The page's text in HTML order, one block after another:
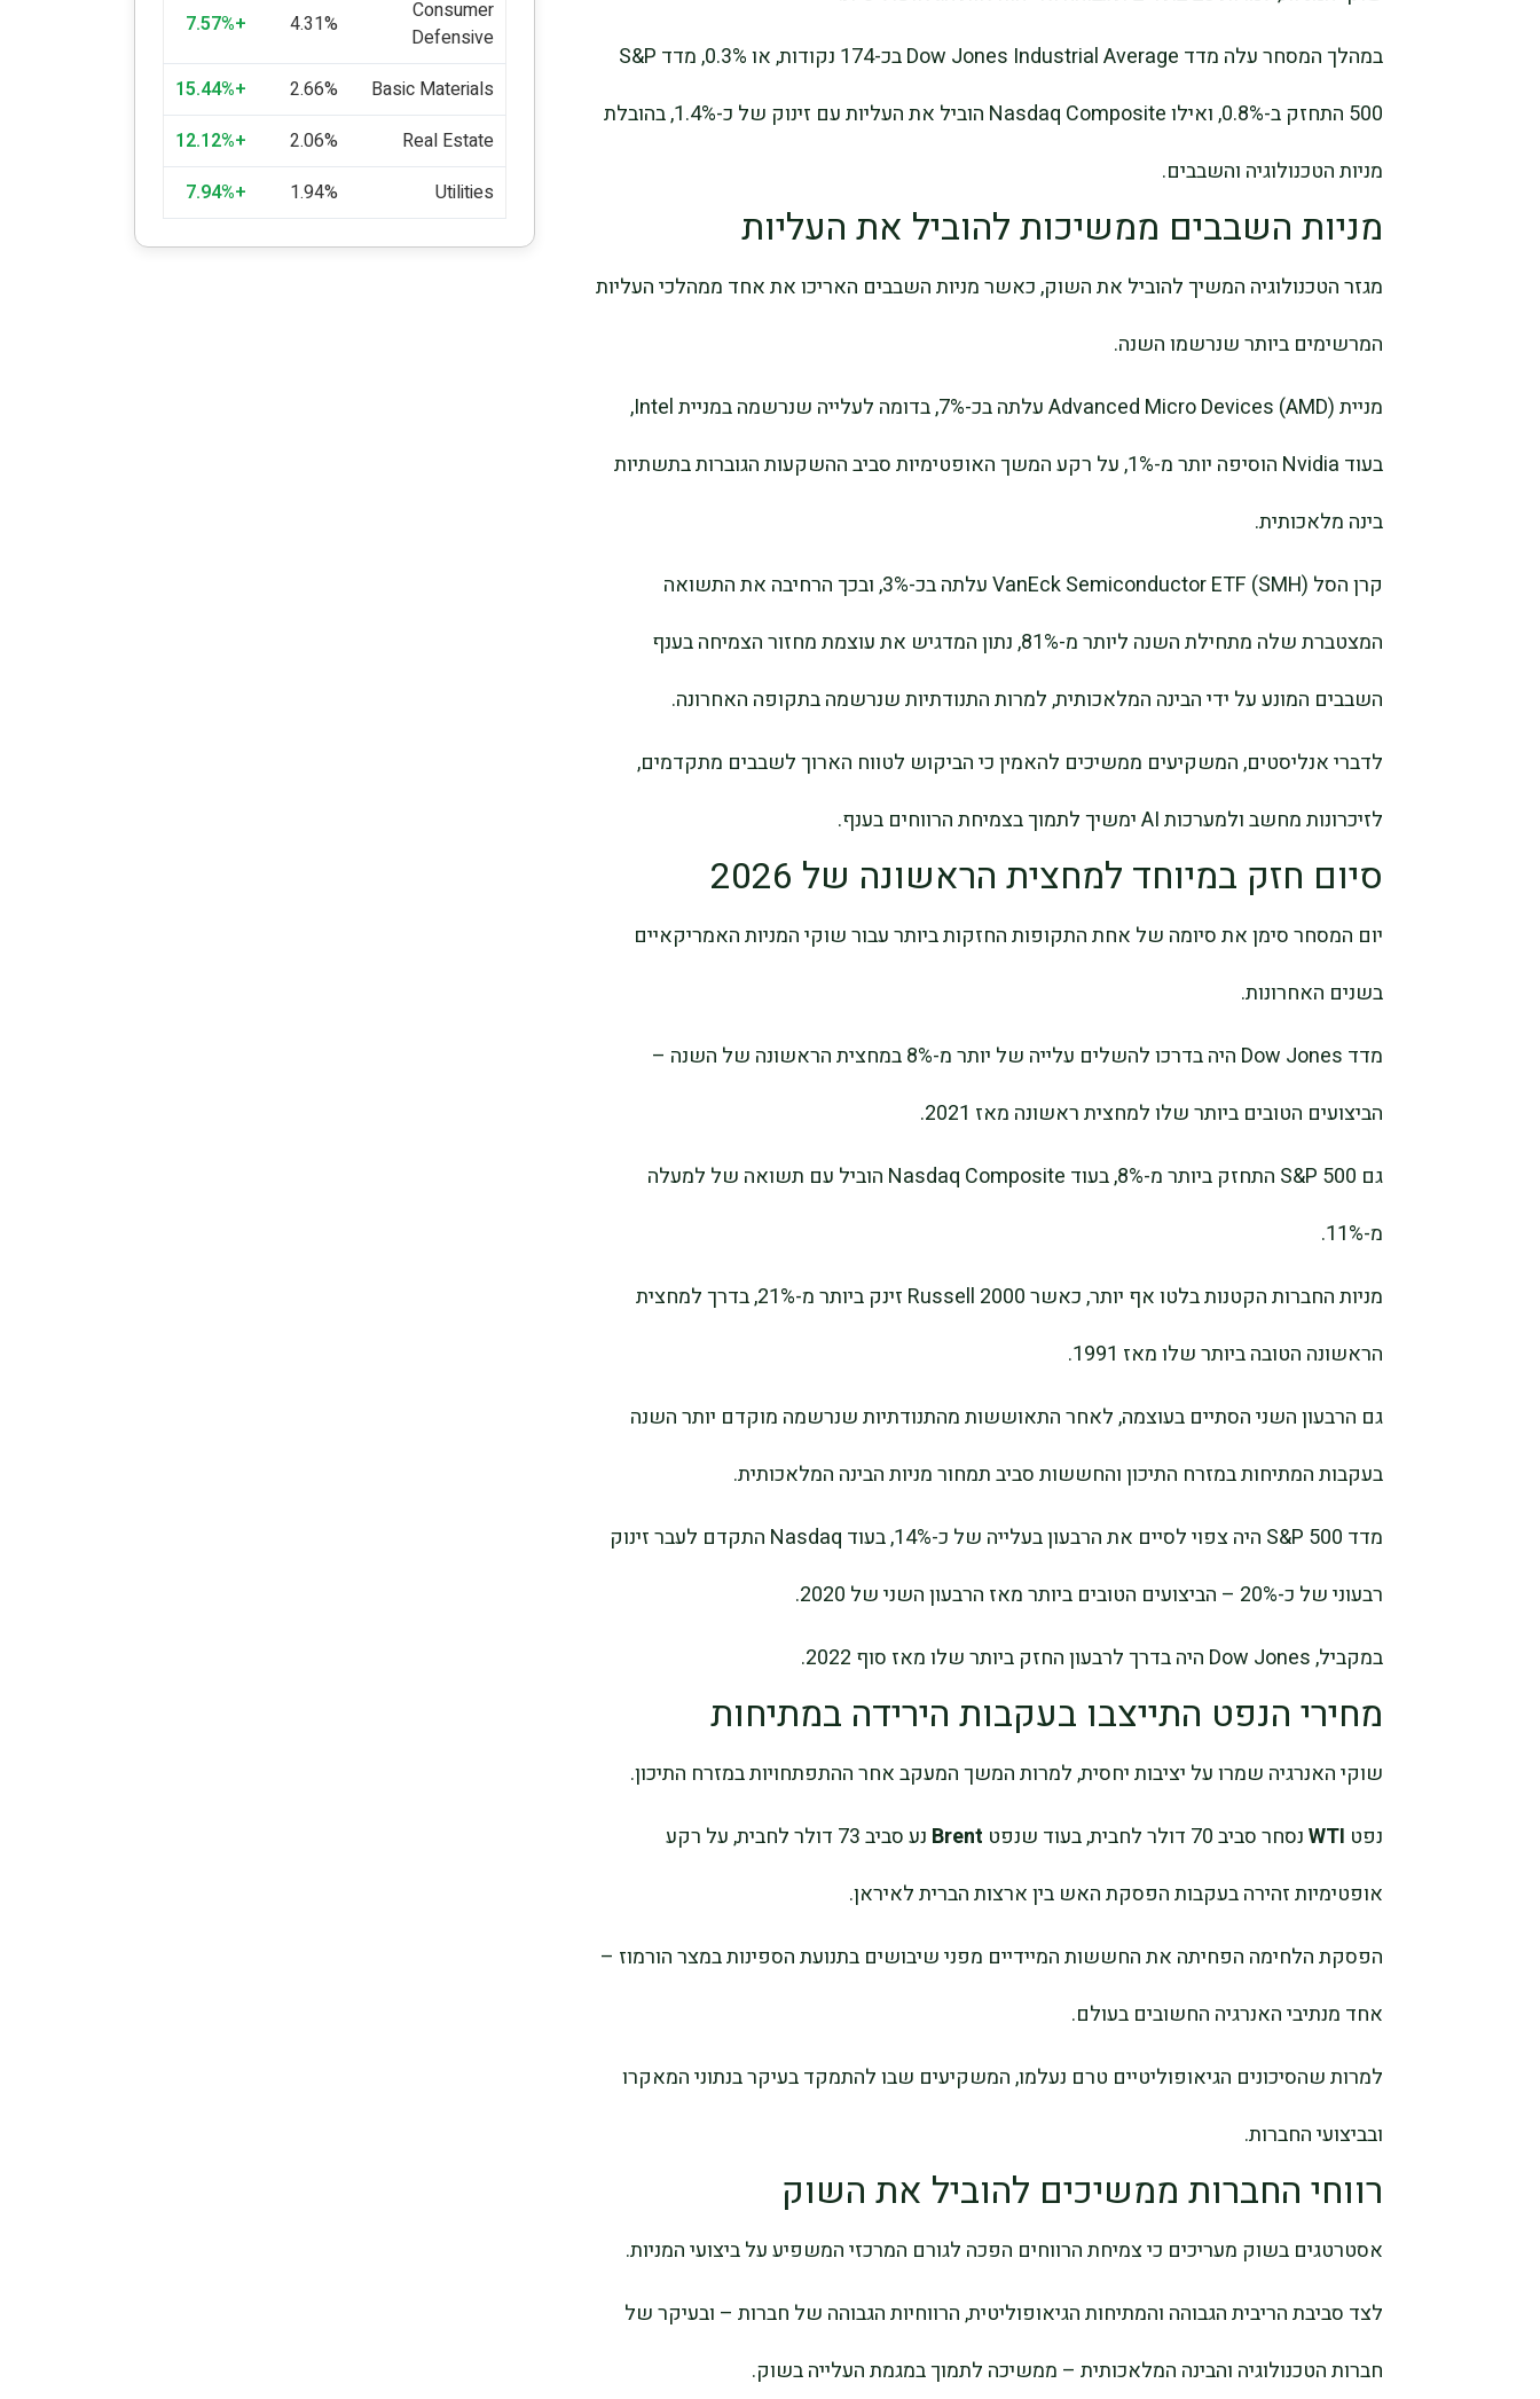
במהלך המסחר עלה מדד Dow Jones Industrial Average בכ-174 נקודות, או 0.3%, מדד S&P
500 התחזק ב-0.8%, ואילו Nasdaq Composite הוביל את העליות עם זינוק של כ-1.4%, בהובלת
מניות הטכנולוגיה והשבבים.
מניות השבבים ממשיכות להוביל את העליות
מגזר הטכנולוגיה המשיך להוביל את השוק, כאשר מניות השבבים האריכו את אחד ממהלכי העליות
המרשימים ביותר שנרשמו השנה.
מניית Advanced Micro Devices (AMD) עלתה בכ-7%, בדומה לעלייה שנרשמה במניית Intel,
בעוד Nvidia הוסיפה יותר מ-1%, על רקע המשך האופטימיות סביב ההשקעות הגוברות בתשתיות
בינה מלאכותית.
קרן הסל VanEck Semiconductor ETF (SMH) עלתה בכ-3%, ובכך הרחיבה את התשואה
המצטברת שלה מתחילת השנה ליותר מ-81%, נתון המדגיש את עוצמת מחזור הצמיחה בענף
השבבים המונע על ידי הבינה המלאכותית, למרות התנודתיות שנרשמה בתקופה האחרונה.
לדברי אנליסטים, המשקיעים ממשיכים להאמין כי הביקוש לטווח הארוך לשבבים מתקדמים,
לזיכרונות מחשב ולמערכות AI ימשיך לתמוך בצמיחת הרווחים בענף.
סיום חזק במיוחד למחצית הראשונה של 2026
יום המסחר סימן את סיומה של אחת התקופות החזקות ביותר עבור שוקי המניות האמריקאיים
בשנים האחרונות.
מדד Dow Jones היה בדרכו להשלים עלייה של יותר מ-8% במחצית הראשונה של השנה –
הביצועים הטובים ביותר שלו למחצית ראשונה מאז 2021.
גם S&P 500 התחזק ביותר מ-8%, בעוד Nasdaq Composite הוביל עם תשואה של למעלה
מ-11%.
מניות החברות הקטנות בלטו אף יותר, כאשר Russell 2000 זינק ביותר מ-21%, בדרך למחצית
הראשונה הטובה ביותר שלו מאז 1991.
גם הרבעון השני הסתיים בעוצמה, לאחר התאוששות מהתנודתיות שנרשמה מוקדם יותר השנה
בעקבות המתיחות במזרח התיכון והחששות סביב תמחור מניות הבינה המלאכותית.
מדד S&P 500 היה צפוי לסיים את הרבעון בעלייה של כ-14%, בעוד Nasdaq התקדם לעבר זינוק
רבעוני של כ-20% – הביצועים הטובים ביותר מאז הרבעון השני של 2020.
במקביל, Dow Jones היה בדרך לרבעון החזק ביותר שלו מאז סוף 2022.
מחירי הנפט התייצבו בעקבות הירידה במתיחות
שוקי האנרגיה שמרו על יציבות יחסית, למרות המשך המעקב אחר ההתפתחויות במזרח התיכון.
נפט WTIנסחר סביב 70 דולר לחבית, בעוד שנפט Brent
נע סביב 73 דולר לחבית, על רקע
אופטימיות זהירה בעקבות הפסקת האש בין ארצות הברית לאיראן.
הפסקת הלחימה הפחיתה את החששות המיידיים מפני שיבושים בתנועת הספינות במצר הורמוז –
אחד מנתיבי האנרגיה החשובים בעולם.
למרות שהסיכונים הגיאופוליטיים טרם נעלמו, המשקיעים שבו להתמקד בעיקר בנתוני המאקרו
ובביצועי החברות.
רווחי החברות ממשיכים להוביל את השוק
אסטרטגים בשוק מעריכים כי צמיחת הרווחים הפכה לגורם המרכזי המשפיע על ביצועי המניות.
לצד סביבת הריבית הגבוהה והמתיחות הגיאופוליטית, הרווחיות הגבוהה של חברות – ובעיקר של
חברות הטכנולוגיה והבינה המלאכותית – ממשיכה לתמוך במגמת העלייה בשוק.
Consumer
Defensive
4.31%
+7.57%
Basic Materials
2.66%
+15.44%
Real Estate
2.06%
+12.12%
Utilities
1.94%
+7.94%